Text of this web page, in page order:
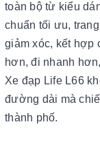
toàn bộ từ kiểu
chuẩn tối ưu,
giảm xóc, kết hợp
hơn, đi nhanh
Xe đạp Life L66
đường dài mà
thành phố.